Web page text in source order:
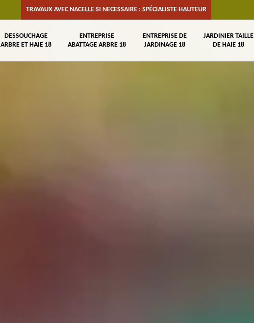
TRAVAUX AVEC NACELLE SI NECESSAIRE : SPÉCIALISTE HAUTEUR
DESSOUCHAGE
ARBRE ET HAIE 18
ENTREPRISE
ABATTAGE ARBRE 18
ENTREPRISE DE
JARDINAGE 18
JARDINIER TAILLE
DE HAIE 18